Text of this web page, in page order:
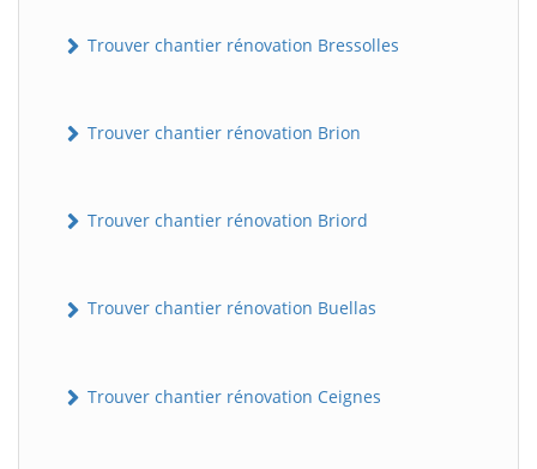
Trouver chantier rénovation Bressolles
Trouver chantier rénovation Brion
Trouver chantier rénovation Briord
Trouver chantier rénovation Buellas
Trouver chantier rénovation Ceignes